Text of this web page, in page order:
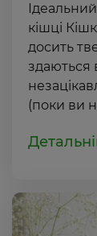
кішці
досить
здаються
(поки ви